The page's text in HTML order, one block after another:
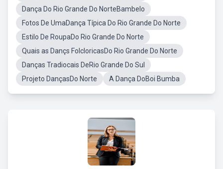
Dança Do Rio Grande Do NorteBambelo
Fotos De UmaDança Típica Do Rio Grande Do Norte
Estilo De RoupaDo Rio Grande Do Norte
Quais as Dançs FolcloricasDo Rio Grande Do Norte
Danças Tradiocais DeRio Grande Do Sul
Projeto DançasDo Norte
A Dança DoBoi Bumba